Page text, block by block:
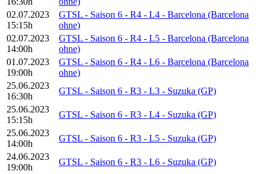
02.07.2023
15:15h
GTSL - Saison 6 - R4 - L4 - Barcelona (Barcelona
ohne)
02.07.2023
14:00h
GTSL - Saison 6 - R4 - L5 - Barcelona (Barcelona
ohne)
01.07.2023
19:00h
GTSL - Saison 6 - R4 - L6 - Barcelona (Barcelona
ohne)
25.06.2023
16:30h
GTSL - Saison 6 - R3 - L3 - Suzuka (GP)
25.06.2023
15:15h
GTSL - Saison 6 - R3 - L4 - Suzuka (GP)
25.06.2023
14:00h
GTSL - Saison 6 - R3 - L5 - Suzuka (GP)
24.06.2023
19:00h
GTSL - Saison 6 - R3 - L6 - Suzuka (GP)